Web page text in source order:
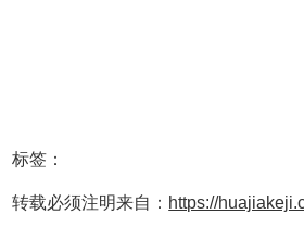
标签：
转载必须注明来自： https://